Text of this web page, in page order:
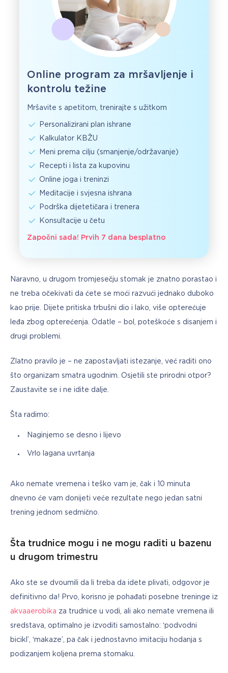
Online program za mršavljenje i
kontrolu težine
Mršavite s apetitom, trenirajte s užitkom
Personalizirani plan ishrane
Kalkulator KBŽU
Meni prema cilju (smanjenje/održavanje)
Recepti i lista za kupovinu
Online joga i treninzi
Meditacije i svjesna ishrana
Podrška dijetetičara i trenera
Konsultacije u četu
Započni sada! Prvih 7 dana besplatno
Naravno, u drugom tromjesečju stomak je znatno porastao i
ne treba očekivati da ćete se moći razvući jednako duboko
kao prije. Dijete pritiska trbušni dio i lako, više opterećuje
leđa zbog opterećenja. Odatle – bol, poteškoće s disanjem i
drugi problemi.
Zlatno pravilo je – ne zapostavljati istezanje, već raditi ono
što organizam smatra ugodnim. Osjetili ste prirodni otpor?
Zaustavite se i ne idite dalje.
Šta radimo:
Naginjemo se desno i lijevo
Vrlo lagana uvrtanja
Ako nemate vremena i teško vam je, čak i 10 minuta
dnevno će vam donijeti veće rezultate nego jedan satni
trening jednom sedmično.
Šta trudnice mogu i ne mogu raditi u bazenu
u drugom trimestru
Ako ste se dvoumili da li treba da idete plivati, odgovor je
akvaaerobika za trudnice u vodi, ali ako nemate vremena ili
sredstava, optimalno je izvoditi samostalno: ‘podvodni
bicikl’, ‘makaze’, pa čak i jednostavno imitaciju hodanja s
podizanjem koljena prema stomaku.